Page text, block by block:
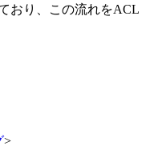
おり、この流れをACL
>